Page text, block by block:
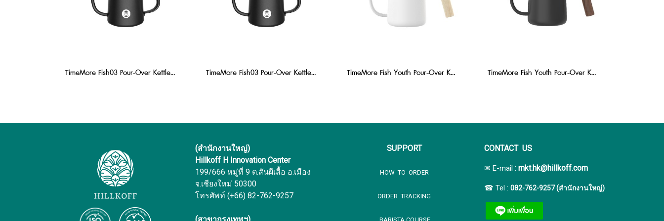
TimeMore Fish03 Pour-Over Kettle 600 ml : Black TimeMore Fish03 Pour-Over Kettle 300 ml : Black TimeMore Fish Youth Pour-Over Kettle 700 ml :White TimeMore Fish Youth Pour-Over Kettle 700 ml : Black
(สำนักงานใหญ่)
Hillkoff H Innovation Center
199/666 หมู่ที่ 9 ต.สันผีเสื้อ อ.เมือง
จ.เชียงใหม่ 50300
โทรศัพท์ (+66) 82-762-9257
SUPPORT
HOW TO ORDER
ORDER TRACKING
CONTACT US
✉ E-mail : mkt.hk@hillkoff.com
☎ Tel : 082-762-9257 (สำนักงานใหญ่)